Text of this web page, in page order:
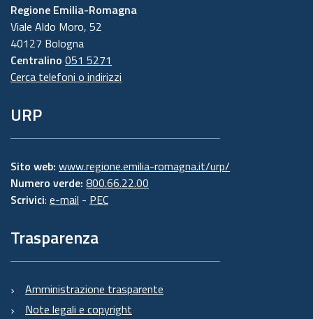
Regione Emilia-Romagna
Viale Aldo Moro, 52
40127 Bologna
Centralino 051 5271
Cerca telefoni o indirizzi
URP
Sito web: www.regione.emilia-romagna.it/urp/
Numero verde: 800.66.22.00
Scrivici: e-mail - PEC
Trasparenza
Amministrazione trasparente
Note legali e copyright